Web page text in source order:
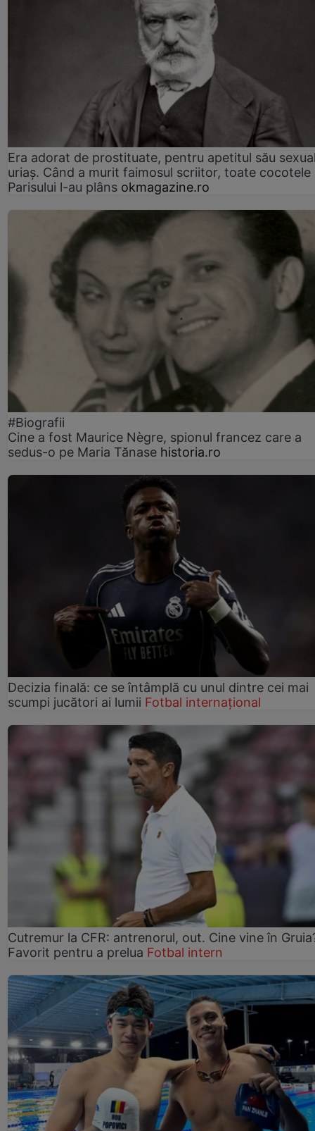
Era adorat de prostituate, pentru apetitul său
uriaș. Când a murit faimosul scriitor, toate cocotele
Parisului l-au plâns okmagazine.ro
#Biografii
Cine a fost Maurice Nègre, spionul francez care a
sedus-o pe Maria Tănase historia.ro
Decizia finală: ce se întâmplă cu unul dintre cei mai
scumpi jucători ai lumii Fotbal internațional
Cutremur la CFR: antrenorul, out. Cine vine în
Favorit pentru a prelua Fotbal intern